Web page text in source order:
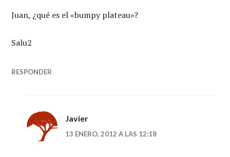
Juan, ¿qué es el «bumpy plateau»?
Salu2
RESPONDER
Javier
13 ENERO, 2012 A LAS 12:18